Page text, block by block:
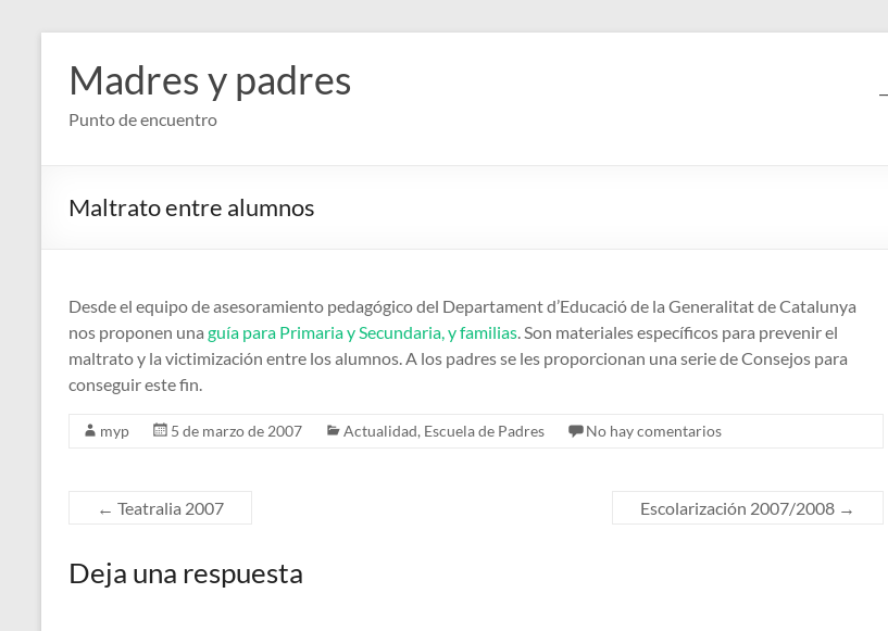
contenido
Madres y padres
Punto de encuentro
Maltrato entre alumnos
Desde el equipo de asesoramiento pedagógico del Departament d’Educació de la Generalitat de Catalunya
nos proponen una guía para Primaria y Secundaria, y familias. Son materiales específicos para prevenir el
maltrato y la victimización entre los alumnos. A los padres se les proporcionan una serie de Consejos para
conseguir este fin.
myp 5 de marzo de 2007 Actualidad, Escuela de Padres No hay comentarios
← Teatralia 2007 Escolarización 2007/2008 →
Deja una respuesta